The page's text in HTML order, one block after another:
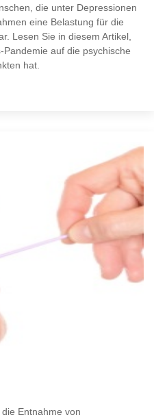
die unter Depressionen
eine Belastung für die
Lesen Sie in diesem Artikel,
auf die psychische
hat.
Entnahme von